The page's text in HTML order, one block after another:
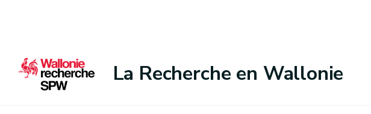
La Recherche en Wallonie